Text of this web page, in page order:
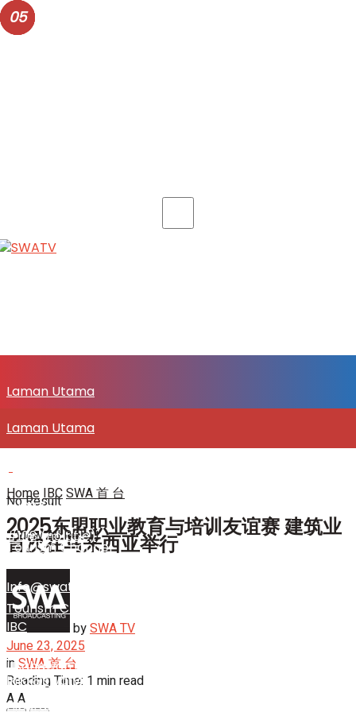
Laman Utama
#108 (no title)
Tourism Channel
Info@swatv
Laman Utama
SENITV.COM
#108 (no title)
Tourism Channel
Info@swatv
IBC
Usahawan & Shopping
Hiburan
No Result
View All Result
HomeIBCSWA 首 台
2025东盟职业教育与培训友谊赛 建筑业
首次在马来西亚举行
bySWA TV
June 23, 2025
inSWA 首 台
Reading Time: 1 min read
AA